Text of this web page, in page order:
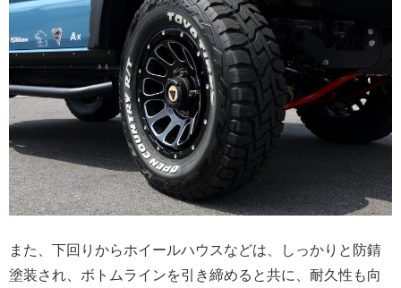
また、下回りからホイールハウスなどは、しっかりと防錆
塗装され、ボトムラインを引き締めると共に、耐久性も向